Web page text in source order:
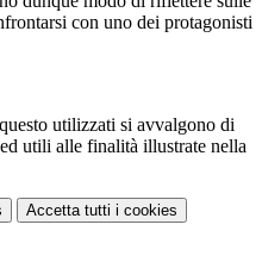
con uno dei protagonisti
utilizzati si avvalgono di
utili alle finalità illustrate nella
Accetta tutti i cookies